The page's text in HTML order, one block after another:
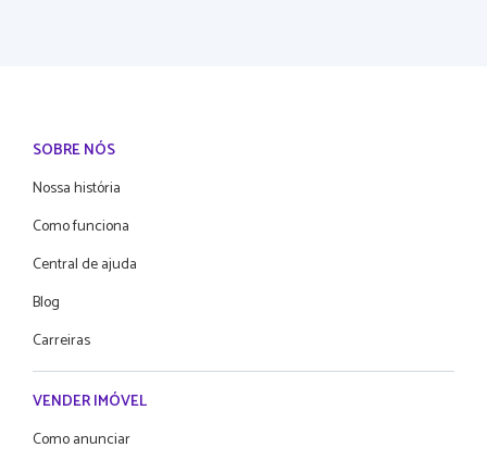
SOBRE NÓS
Nossa história
Como funciona
Central de ajuda
Blog
Carreiras
VENDER IMÓVEL
Como anunciar